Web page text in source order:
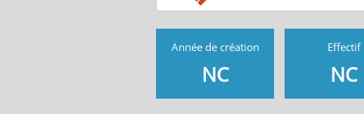
Année de création
NC
Effectif
NC